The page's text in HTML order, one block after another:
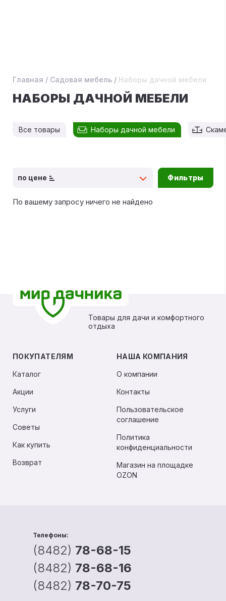
Главная / Садовая мебель / Наборы дачной мебели
НАБОРЫ ДАЧНОЙ МЕБЕЛИ
Все товары Наборы дачной мебели
по цене Фильтры
По вашему запросу ничего не найдено
Товары для дачи и комфортного
отдыха
ПОКУПАТЕЛЯМ
Каталог
Акции
Услуги
Советы
Как купить
Возврат
НАША КОМПАНИЯ
О компании
Контакты
Пользовательское
соглашение
Политика
конфиденциальности
Магазин на площадке
OZON
Телефоны:
(8482) 78-68-15
(8482) 78-68-16
(8482) 78-70-75